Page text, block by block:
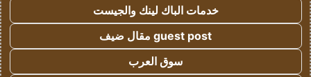
خدمات الباك لينك والجيست
guest post مقال ضيف
سوق العرب